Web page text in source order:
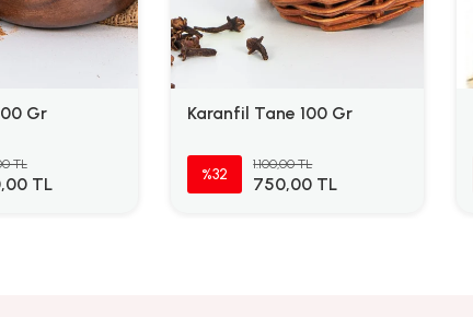
Gr
TL
TL
Karanfil Tane 100 Gr
%32
1.100,00 TL
750,00 TL